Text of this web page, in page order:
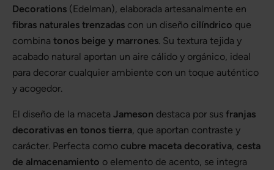
Decorations (Edelman), elaborada artesanalmente en
fibras naturales trenzadas con un diseño cilíndrico que
combina tonos beige y marrones. Su textura tejida y
acabado natural aportan un aire cálido y orgánico, ideal
para decorar cualquier ambiente con un toque auténtico
y acogedor.
El diseño de la maceta Jameson destaca por sus franjas
decorativas en tonos tierra, que aportan contraste y
carácter. Perfecta como cubre maceta decorativa, cesta
de almacenamiento o elemento de acento, se integra